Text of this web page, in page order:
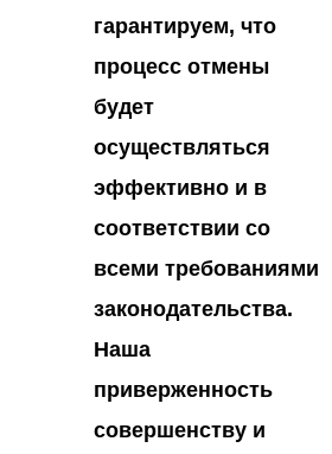
гарантируем, что
процесс отмены
будет
осуществляться
эффективно и в
соответствии со
всеми требованиями
законодательства.
Наша
приверженность
совершенству и